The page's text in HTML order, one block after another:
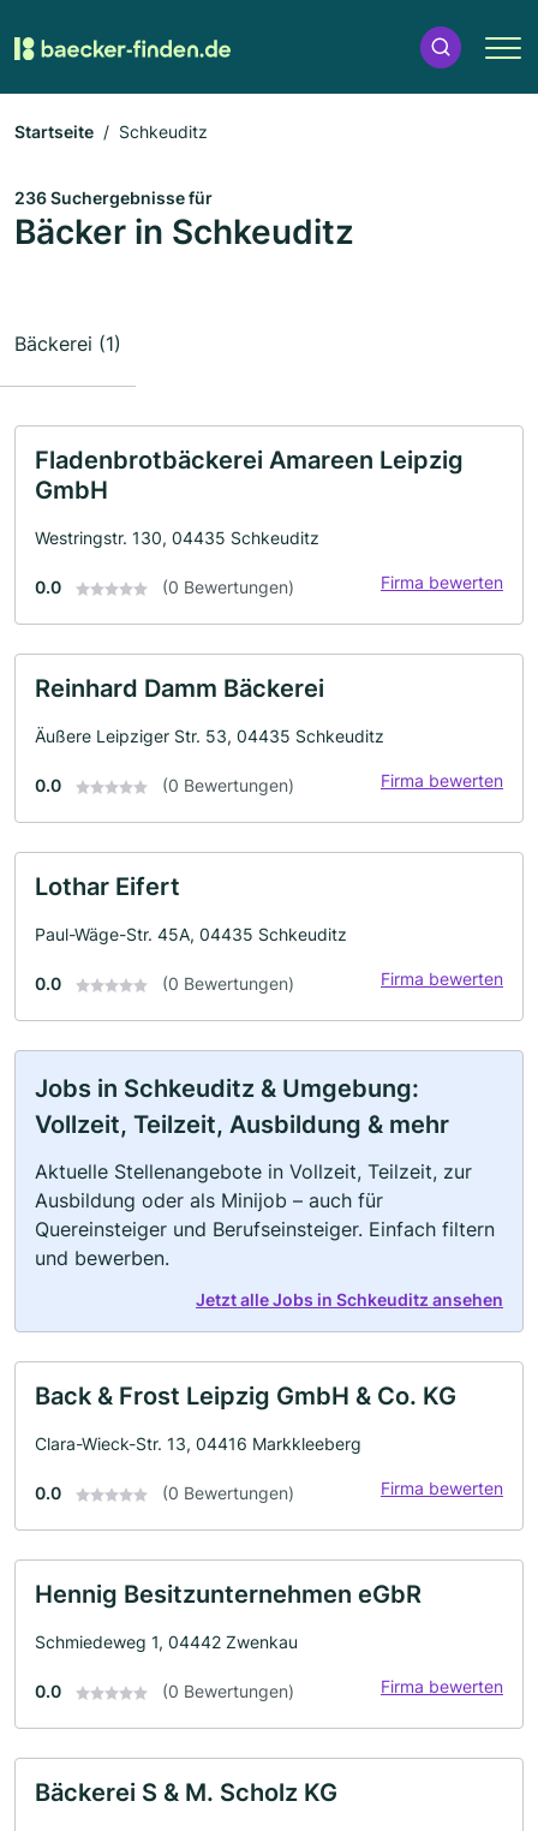
Startseite Schkeuditz
236 Suchergebnisse für
Bäcker in Schkeuditz
Bäckerei (1)
Fladenbrotbäckerei Amareen Leipzig
GmbH
Westringstr. 130, 04435 Schkeuditz
0.0 (0 Bewertungen) Firma bewerten
Reinhard Damm Bäckerei
Äußere Leipziger Str. 53, 04435 Schkeuditz
0.0 (0 Bewertungen) Firma bewerten
Lothar Eifert
Paul-Wäge-Str. 45A, 04435 Schkeuditz
0.0 (0 Bewertungen) Firma bewerten
Jobs in Schkeuditz & Umgebung:
Vollzeit, Teilzeit, Ausbildung & mehr
Aktuelle Stellenangebote in Vollzeit, Teilzeit, zur
Ausbildung oder als Minijob – auch für
Quereinsteiger und Berufseinsteiger. Einfach filtern
und bewerben.
Jetzt alle Jobs in Schkeuditz ansehen
Back & Frost Leipzig GmbH & Co. KG
Clara-Wieck-Str. 13, 04416 Markkleeberg
0.0 (0 Bewertungen) Firma bewerten
Hennig Besitzunternehmen eGbR
Schmiedeweg 1, 04442 Zwenkau
0.0 (0 Bewertungen) Firma bewerten
Bäckerei S & M. Scholz KG